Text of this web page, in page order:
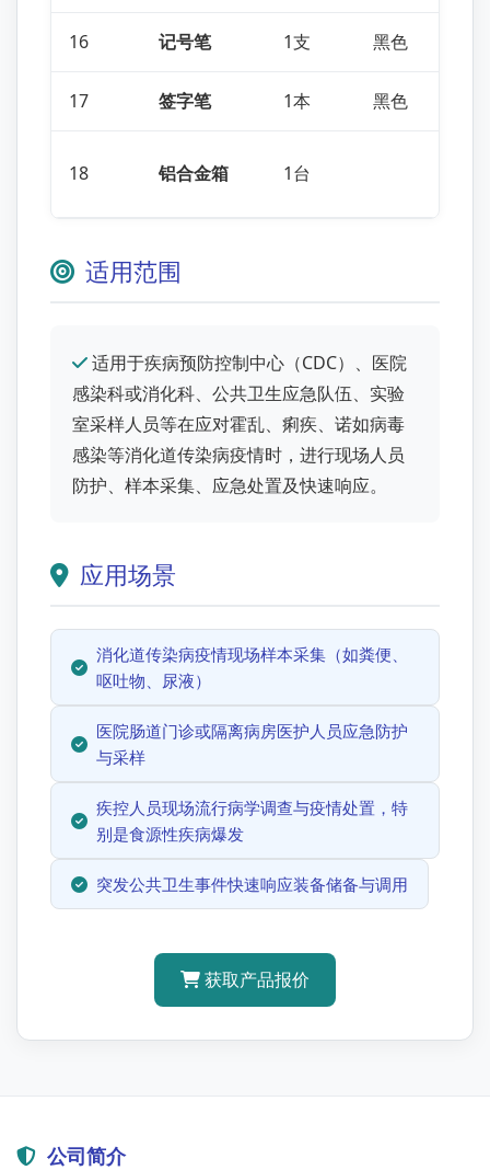
16 记号笔 1支 黑色
17 签字笔 1本 黑色
18 铝合金箱 1台
适用范围
适用于疾病预防控制中心（CDC）、医院
感染科或消化科、公共卫生应急队伍、实验
室采样人员等在应对霍乱、痢疾、诺如病毒
感染等消化道传染病疫情时，进行现场人员
防护、样本采集、应急处置及快速响应。
应用场景
消化道传染病疫情现场样本采集（如粪便、
呕吐物、尿液）
医院肠道门诊或隔离病房医护人员应急防护
与采样
疾控人员现场流行病学调查与疫情处置，特
别是食源性疾病爆发
突发公共卫生事件快速响应装备储备与调用
获取产品报价
公司简介